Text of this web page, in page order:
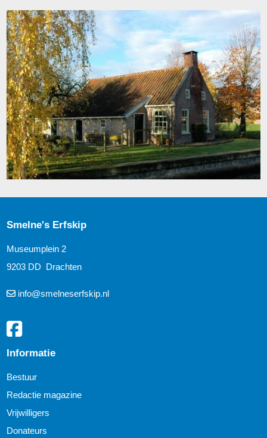
Smelne's Erfskip
Museumplein 2
9203 DD Drachten
info@smelneserfskip.nl
Informatie
Bestuur
Redactie magazine
Vrijwilligers
Donateurs